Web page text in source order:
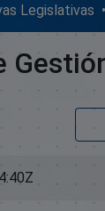
Legislativas